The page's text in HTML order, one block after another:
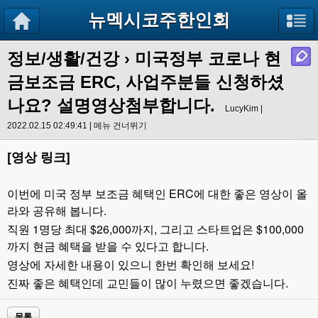
뉴멕시코주한인회
정보/생활/건강› 미국정부 코로나 현
금보조금 ERC, 사업주분들 신청하셨
나요? 설명영상첨부합니다.
LucyKim |
2022.02.15 02:49:41 | 메뉴 건너뛰기
[영상 링크]
이번에 미국 정부 보조금 혜택인 ERC에 대한 좋은 영상이 올
라와 공유해 봅니다.
직원 1명당 최대 $26,000까지, 그리고 스타트업은 $100,000
까지 현금 혜택을 받을 수 있다고 합니다.
영상에 자세한 내용이 있으니 한번 확인해 보세요!
진짜 좋은 혜택인데 교민들이 많이 누렸으면 좋겠습니다.